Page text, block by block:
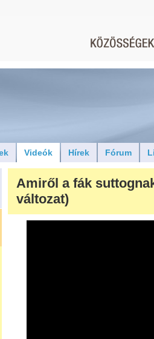
Videók Hírek Fórum
Amiről a fák
változat)